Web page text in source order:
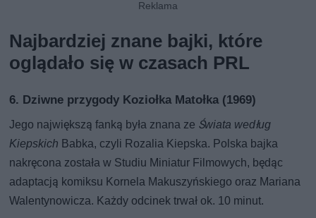
Najbardziej znane bajki, które
oglądało się w czasach PRL
6. Dziwne przygody Koziołka Matołka (1969)
Jego największą fanką była znana ze Świata według
Kiepskich Babka, czyli Rozalia Kiepska. Polska bajka
nakręcona została w Studiu Miniatur Filmowych, będąc
adaptacją komiksu Kornela Makuszyńskiego oraz Mariana
Walentynowicza. Każdy odcinek trwał ok. 10 minut.